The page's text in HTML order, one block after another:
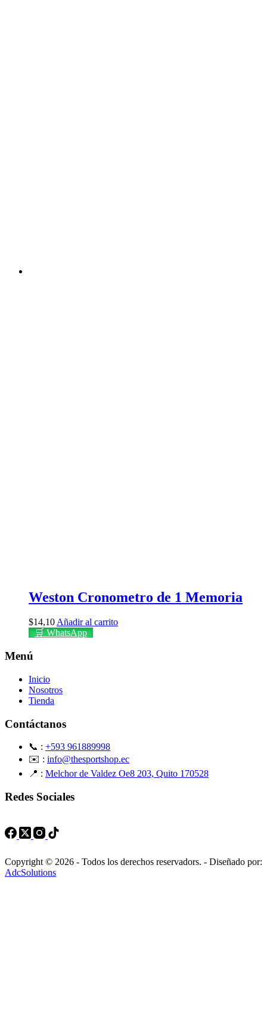
Weston Cronometro de 1 Memoria
$14,10Añadir al carrito
🛒 WhatsApp
Menú
Inicio
Nosotros
Tienda
Contáctanos
📞 : +593 961889998
✉️ : info@thesportshop.ec
📍 : Melchor de Valdez Oe8 203, Quito 170528
Redes Sociales
Copyright © 2026 - Todos los derechos reservadors. - Diseñado por:
AdcSolutions